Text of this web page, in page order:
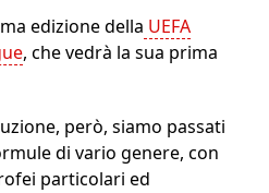
edizione della UEFA
, che vedrà la sua prima
però, siamo passati
di vario genere, con
particolari ed